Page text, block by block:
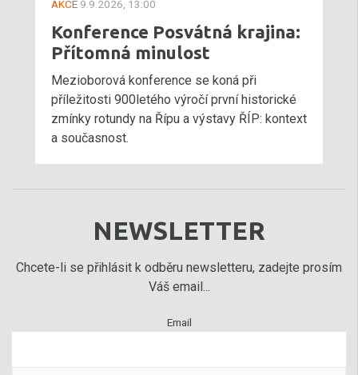
AKCE 9.9.2026, 13:00
Konference Posvátná krajina:
Přítomná minulost
Mezioborová konference se koná při
příležitosti 900letého výročí první historické
zmínky rotundy na Řípu a výstavy ŘÍP: kontext
a současnost.
NEWSLETTER
Chcete-li se přihlásit k odběru newsletteru, zadejte prosím
Váš email...
Email